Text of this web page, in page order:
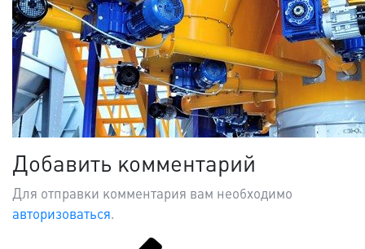
Добавить комментарий
Для отправки комментария вам необходимо
авторизоваться.